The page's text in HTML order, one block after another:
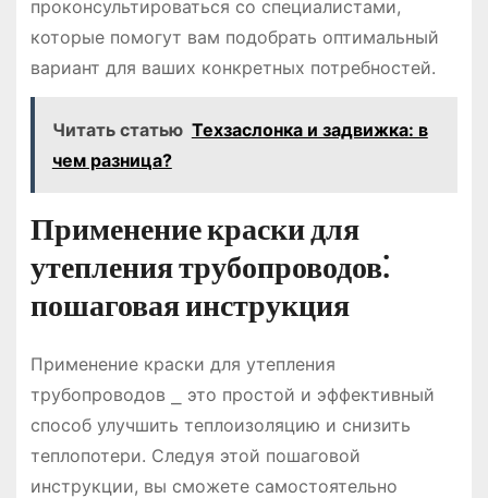
проконсультироваться со специалистами,
которые помогут вам подобрать оптимальный
вариант для ваших конкретных потребностей.
Читать статью Техзаслонка и задвижка: в
чем разница?
Применение краски для
утепления трубопроводов⁚
пошаговая инструкция
Применение краски для утепления
трубопроводов ⎯ это простой и эффективный
способ улучшить теплоизоляцию и снизить
теплопотери. Следуя этой пошаговой
инструкции, вы сможете самостоятельно